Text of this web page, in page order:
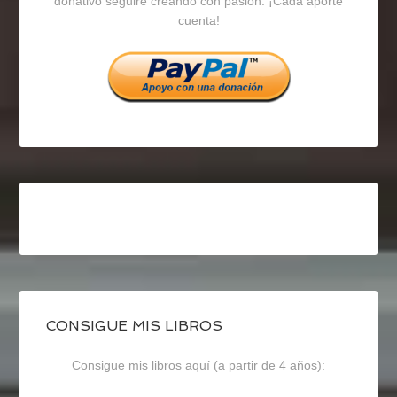
Facebook
Twitter
Instagram
cuenta!
CONSIGUE MIS LIBROS
Consigue mis libros aquí (a partir de 4 años):